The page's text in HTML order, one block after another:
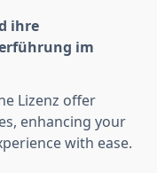
ihre
im
Lizenz offer
enhancing your
with ease.